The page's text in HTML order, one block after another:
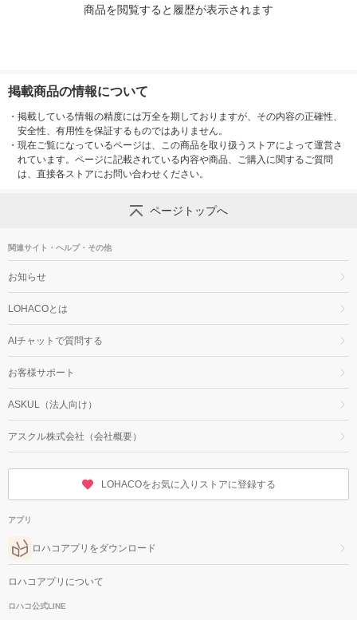
商品を閲覧すると履歴が表示されます
掲載商品の情報について
・ 掲載している情報の精度には万全を期しておりますが、その内容の正確性、
安全性、有用性を保証するものではありません。
・ 現在ご覧になっているページは、この商品を取り扱うストアによって運営さ
れています。ページに記載されている内容や商品、ご購入に関するご質問
は、直接各ストアにお問い合わせください。
ページトップへ
関連サイト・ヘルプ・その他
お知らせ
LOHACOとは
AIチャットで質問する
お客様サポート
ASKUL（法人向け）
アスクル株式会社（会社概要）
LOHACOをお気に入りストアに登録する
アプリ
ロハコアプリをダウンロード
ロハコアプリについて
ロハコ公式LINE